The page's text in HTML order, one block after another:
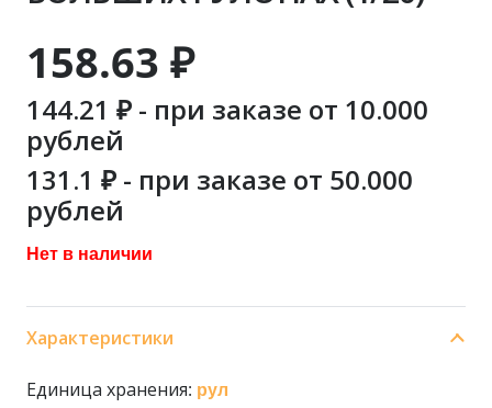
158.63 ₽
144.21 ₽ - при заказе от 10.000
рублей
131.1 ₽ - при заказе от 50.000
рублей
Нет в наличии
Характеристики
Единица хранения: рул